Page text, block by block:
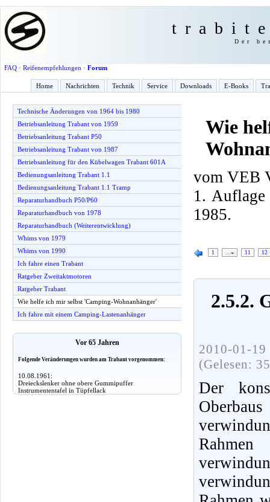
Der
FAQ· Reifenempfehlungen · Forum
Home Nachrichten Technik Service Downloads E-Books
Technische Änderungen von 1964 bis 1980
Betriebsanleitung Trabant von 1959
Betriebsanleitung Trabant P50
Betriebsanleitung Trabant von 1987
Betriebsanleitung für den Kübelwagen Trabant 601A
Bedienungsanleitung Trabant 1.1
Bedienungsanleitung Trabant 1.1 Tramp
Reparaturhandbuch P50/P60
Reparaturhandbuch von 1978
Reparaturhandbuch (Weiterentwicklung)
Whims von 1979
Whims von 1990
Ich fahre einen Trabant
Ratgeber Zweitaktmotoren
Ratgeber Trabant
Wie helfe ich mir selbst 'Camping-Wohnanhänger'
Ich fahre mit einem Camping-Lastenanhänger
Vor 65 Jahren
Folgende Veränderungen wurden am Trabant vorgenommen:
10.08.1961:
Dreieckslenker ohne obere Gummipuffer
Instrumententafel in Tüpfellack
Wie
vom VEB
1.
1985.
1 11 12
2.5.2.
2010-01-
(Gelesen:
Der